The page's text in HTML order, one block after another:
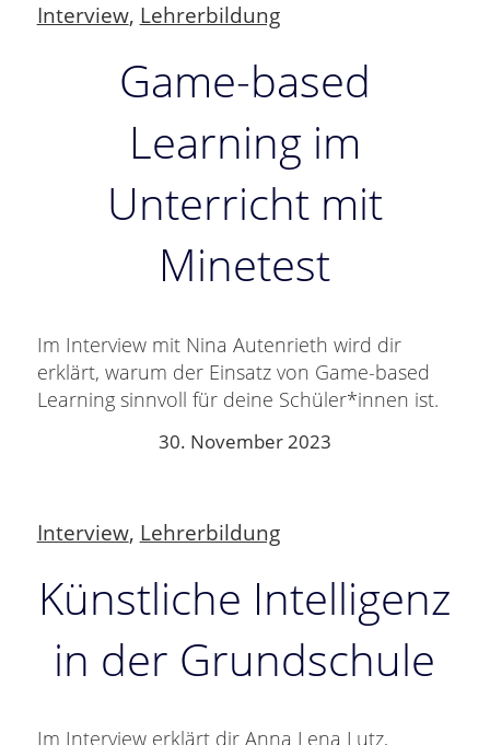
Interview, Lehrerbildung
Game-based
Learning im
Unterricht mit
Minetest
Im Interview mit Nina Autenrieth wird dir
erklärt, warum der Einsatz von Game-based
Learning sinnvoll für deine Schüler*innen ist.
30. November 2023
Interview, Lehrerbildung
Künstliche Intelligenz
in der Grundschule
Im Interview erklärt dir Anna Lena Lutz,